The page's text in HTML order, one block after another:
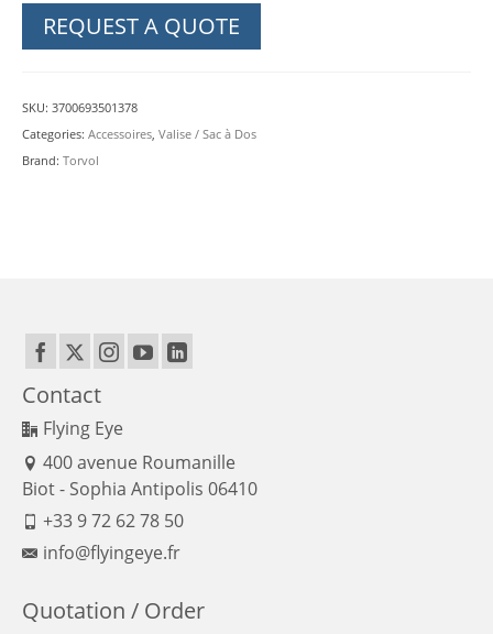
dos
Quad
Edition
V2
TORVOL
REQUEST A QUOTE
SKU: 3700693501378
Categories: Accessoires, Valise / Sac à Dos
Brand: Torvol
Contact
Flying Eye
400 avenue Roumanille
Biot - Sophia Antipolis 06410
+33 9 72 62 78 50
info@flyingeye.fr
Quotation / Order